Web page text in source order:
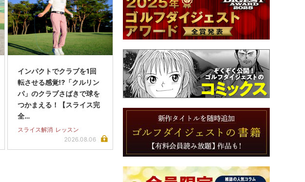
インパクトでクラブを1回
転させる感覚!?「クルリン
パ」のクラブさばきで球を
つかまえる！【スライス完
全…
スライス解消 レッスン
2026.08.06